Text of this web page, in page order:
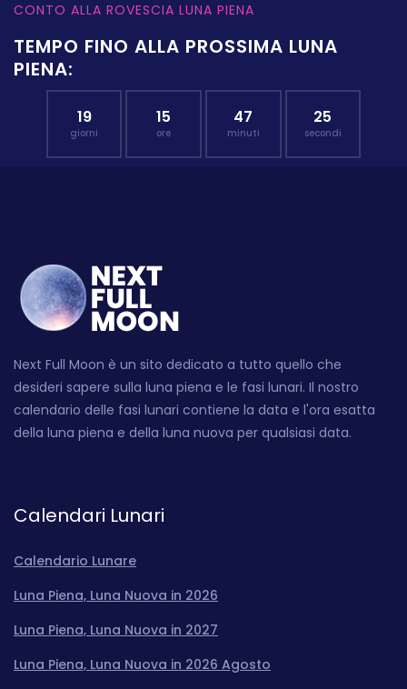
CONTO ALLA ROVESCIA LUNA PIENA
TEMPO FINO ALLA PROSSIMA LUNA
PIENA:
19
giorni
15
ore
47
minuti
24
secondi
Next Full Moon è un sito dedicato a tutto quello che
desideri sapere sulla luna piena e le fasi lunari. Il nostro
calendario delle fasi lunari contiene la data e l'ora esatta
della luna piena e della luna nuova per qualsiasi data.
Calendari Lunari
Calendario Lunare
Luna Piena, Luna Nuova in 2026
Luna Piena, Luna Nuova in 2027
Luna Piena, Luna Nuova in 2026 Agosto